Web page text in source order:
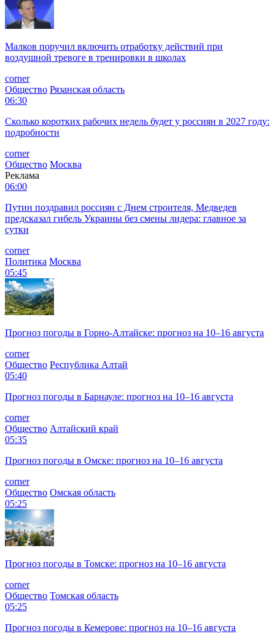
Малков поручил включить отработку действий при
воздушной тревоге в тренировки в школах
corner
Общество Рязанская область
06:30
Сколько коротких рабочих недель будет у россиян в 2027 году:
подробности
corner
Общество Москва
Реклама
06:00
Путин поздравил россиян с Днем строителя, Медведев
предсказал гибель Украины без смены лидера: главное за
сутки
corner
Политика Москва
05:45
Прогноз погоды в Горно-Алтайске: прогноз на 10–16 августа
corner
Общество Республика Алтай
05:40
Прогноз погоды в Барнауле: прогноз на 10–16 августа
corner
Общество Алтайский край
05:35
Прогноз погоды в Омске: прогноз на 10–16 августа
corner
Общество Омская область
05:25
Прогноз погоды в Томске: прогноз на 10–16 августа
corner
Общество Томская область
05:25
Прогноз погоды в Кемерове: прогноз на 10–16 августа